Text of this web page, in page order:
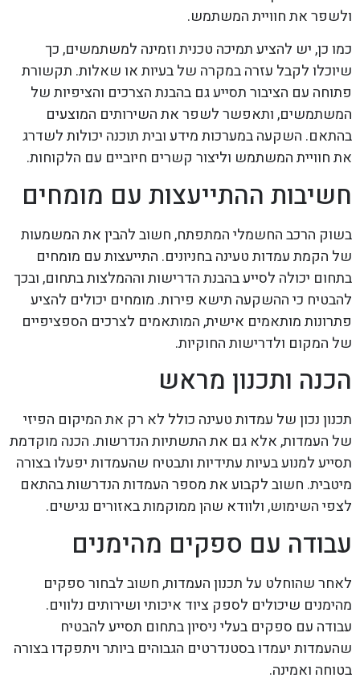
ולשפר את חוויית המשתמש.
כמו כן, יש להציע תמיכה טכנית וזמינה למשתמשים, כך
שיוכלו לקבל עזרה במקרה של בעיות או שאלות. תקשורת
פתוחה עם הציבור תסייע גם בהבנת הצרכים והציפיות של
המשתמשים, ותאפשר לשפר את השירותים המוצעים
בהתאם. השקעה במערכות מידע ובית תוכנה יכולות לשדרג
את חוויית המשתמש וליצור קשרים חיוביים עם הלקוחות.
חשיבות ההתייעצות עם מומחים
בשוק הרכב החשמלי המתפתח, חשוב להבין את המשמעות
של הקמת עמדות טעינה בחניונים. התייעצות עם מומחים
בתחום יכולה לסייע בהבנת הדרישות וההמלצות בתחום, ובכך
להבטיח כי ההשקעה תישא פירות. מומחים יכולים להציע
פתרונות מותאמים אישית, המותאמים לצרכים הספציפיים
של המקום ולדרישות החוקיות.
הכנה ותכנון מראש
תכנון נכון של עמדות טעינה כולל לא רק את המיקום הפיזי
של העמדות, אלא גם את התשתיות הנדרשות. הכנה מוקדמת
תסייע למנוע בעיות עתידיות ותבטיח שהעמדות יפעלו בצורה
מיטבית. חשוב לקבוע את מספר העמדות הנדרשות בהתאם
לצפי השימוש, ולוודא שהן ממוקמות באזורים נגישים.
עבודה עם ספקים מהימנים
לאחר שהוחלט על תכנון העמדות, חשוב לבחור ספקים
מהימנים שיכולים לספק ציוד איכותי ושירותים נלווים.
עבודה עם ספקים בעלי ניסיון בתחום תסייע להבטיח
שהעמדות יעמדו בסטנדרטים הגבוהים ביותר ויתפקדו בצורה
בטוחה ואמינה.